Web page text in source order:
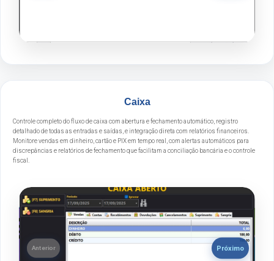
Caixa
Controle completo do fluxo de caixa com abertura e fechamento automático, registro
detalhado de todas as entradas e saídas, e integração direta com relatórios financeiros.
Monitore vendas em dinheiro, cartão e PIX em tempo real, com alertas automáticos para
discrepâncias e relatórios de fechamento que facilitam a conciliação bancária e o controle
fiscal.
Anterior Próximo